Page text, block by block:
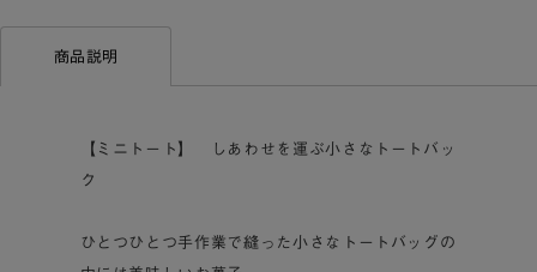
商品説明
【ミニトート】 しあわせを運ぶ小さなトートバッ
ク
ひとつひとつ手作業で縫った小さなトートバッグの